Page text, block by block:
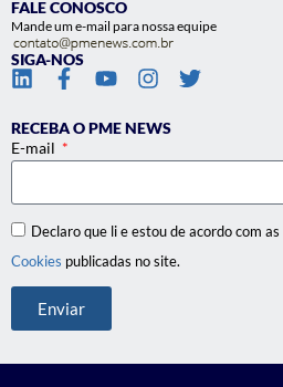
FALE CONOSCO
Mande um e-mail para nossa equipe
SIGA-NOS
RECEBA O PME NEWS
E-mail
Declaro que li e estou de acordo com as
Cookies publicadas no site.
Enviar